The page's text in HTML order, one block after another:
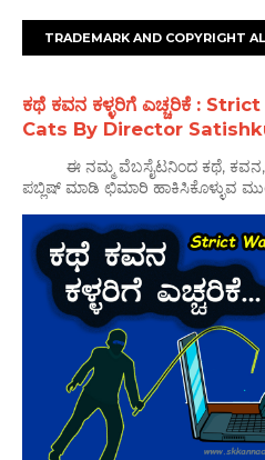
TRADEMARK AND COPYRIGHT
ಕಥೆ ಕವನ ಕಳ್ಳರಿಗೆ ಎಚ್ಚರಿಕೆ :
Cats By Director
ಈ ನಮ್ಮ ವೆಬಸೈಟನಿಂದ ಕಥೆ, ಕವನ,
ಪಬ್ಲಿಷ್ ಮಾಡಿ ಛಿಮಾರಿ ಹಾಕಿಸಿಕೊಳ್ಳುವ